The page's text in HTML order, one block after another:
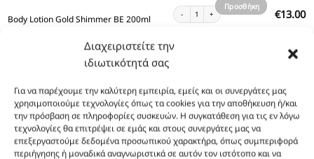
Διαχειριστείτε την
ιδιωτικότητά σας
Για να παρέχουμε την καλύτερη εμπειρία, εμείς και οι συνεργάτες μας
χρησιμοποιούμε τεχνολογίες όπως τα cookies για την αποθήκευση ή/και
την πρόσβαση σε πληροφορίες συσκευών. Η συγκατάθεση για τις εν λόγω
τεχνολογίες θα επιτρέψει σε εμάς και στους συνεργάτες μας να
επεξεργαστούμε δεδομένα προσωπικού χαρακτήρα, όπως συμπεριφορά
περιήγησης ή μοναδικά αναγνωριστικά σε αυτόν τον ιστότοπο και να
Body Lotion Gold Shimmer BE 200ml €13.00
Body Lotion Gold Shimmer BE 200ml ποσότητα
Προσθήκη
Body Lotion BE 200ml 12.00
Body Lotion BE 200ml ποσότητα
Body Butter BE 200ml €12.00
Body Butter BE 200ml ποσότητα
στο
καλάθι
Φύλο:Ανδρικά
Κωδικός προϊόντος :MP136